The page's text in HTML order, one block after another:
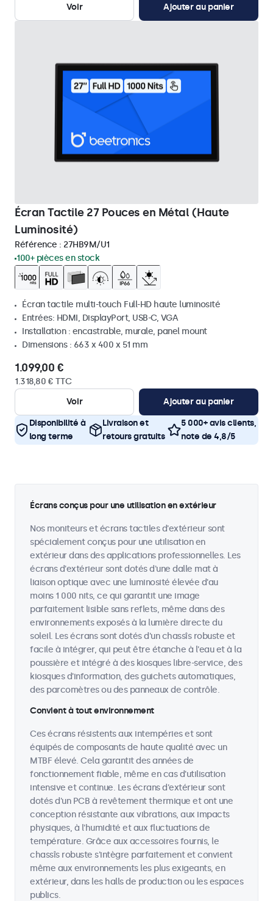
Voir Ajouter au panier
Écran Tactile 27 Pouces en Métal (Haute
Luminosité)
Référence : 27HB9M/U1
100+ pièces en stock
Écran tactile multi-touch Full-HD haute luminosité
Entrées: HDMI, DisplayPort, USB-C, VGA
Installation : encastrable, murale, panel mount
Dimensions : 663 x 400 x 51 mm
1.099,00 €
1.318,80 € TTC
Voir
Ajouter au panier
Disponibilité à
long terme
Livraison et
retours gratuits
5 000+ avis clients,
note de 4,8/5
Écrans conçus pour une utilisation en extérieur
Nos moniteurs et écrans tactiles d'extérieur sont
spécialement conçus pour une utilisation en
extérieur dans des applications professionnelles. Les
écrans d'extérieur sont dotés d'une dalle mat à
liaison optique avec une luminosité élevée d'au
moins 1 000 nits, ce qui garantit une image
parfaitement lisible sans reflets, même dans des
environnements exposés à la lumière directe du
soleil. Les écrans sont dotés d'un chassîs robuste et
facile à intégrer, qui peut être étanche à l'eau et à la
poussière et intégré à des kiosques libre-service, des
kiosques d'information, des guichets automatiques,
des parcomètres ou des panneaux de contrôle.
Convient à tout environnement
Ces écrans résistents aux intempéries et sont
équipés de composants de haute qualité avec un
MTBF élevé. Cela garantit des années de
fonctionnement fiable, même en cas d'utilisation
intensive et continue. Les écrans d'extérieur sont
dotés d'un PCB à revêtement thermique et ont une
conception résistante aux vibrations, aux impacts
physiques, à l'humidité et aux fluctuations de
température. Grâce aux accessoires fournis, le
chassîs robuste s'intègre parfaitement et convient
même aux environnements les plus exigeants, en
extérieur, dans les halls de production ou les espaces
publics.